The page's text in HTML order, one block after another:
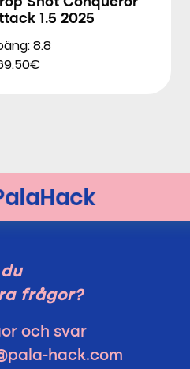
1.5 2025
8.8
frågor?
och svar
hack.com